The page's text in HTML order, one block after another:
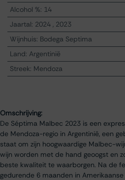
Alcohol %: 14
Jaartal: 2024, 2023
Wijnhuis: Bodega Septima
Land: Argentinië
Streek: Mendoza
Omschrijving:
De Séptima Malbec 2023 is een
de Mendoza-regio in Argentinië, een
staat om zijn hoogwaardige Malbec-
wijn worden met de hand geoogst en
beste kwaliteit te waarborgen. Na de
gedurende 6 maanden in